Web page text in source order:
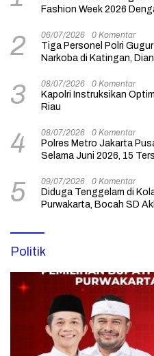
Fashion Week 2026
2 06/07/2026 0 Komentar
Tiga Personel Polri
Narkoba di Katingan,
3 08/07/2026 0 Komentar
Kapolri Instruksikan
Riau
4 08/07/2026 0 Komentar
Polres Metro Jakarta
Selama Juni 2026, 15
5 09/07/2026 0 Komentar
Diduga Tenggelam di
Purwakarta, Bocah SD
Politik